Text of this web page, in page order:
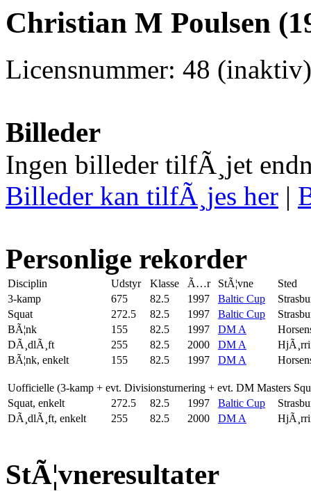
Christian M Poulsen
Licensnummer: 48
Billeder
Ingen billeder tilfÃ¸jet
Billeder kan tilfÃ¸jes her |
Personlige rekorder
Disciplin Udstyr Klasse Ã…r StÃ¦vne
Sted
3-kamp
675 82.5 1997 Baltic Cup
Squat
272.5 82.5 1997 Baltic Cup
BÃ¦nk
155 82.5 1997 DM A
DÃ¸dlÃ¸ft
255 82.5 2000 DM A
BÃ¦nk, enkelt
155 82.5 1997 DM A
Uofficielle (3-kamp + evt. Divisionsturnering + evt. DM Masters
Squat, enkelt
272.5 82.5 1997 Baltic Cup
DÃ¸dlÃ¸ft, enkelt
255 82.5 2000 DM A
StÃ¦vneresultater